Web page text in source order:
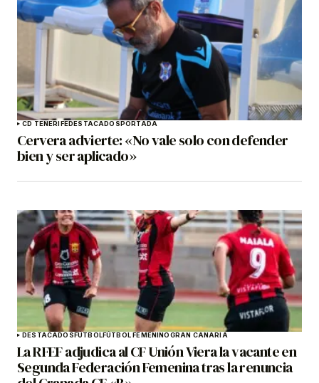
CD TENERIFEDESTACADOSPORTADA
Cervera advierte: «No vale solo con defender
bien y ser aplicado»
DESTACADOSFÚTBOLFÚTBOL FEMENINOGRAN CANARIA
La RFEF adjudica al CF Unión Viera la vacante en
Segunda Federación Femenina tras la renuncia